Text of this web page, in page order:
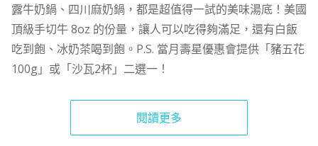
露牛奶鍋、四川麻奶鍋，都是超值得一試的美味湯底！美國
頂級手切牛 8oz 的份量，讓人可以吃得夠滿足，還有白飯
吃到飽、冰奶茶喝到飽。P.S. 當月壽星優惠會提供「豬五花
100g」或「沙瓦2杯」二選一！
閱讀更多